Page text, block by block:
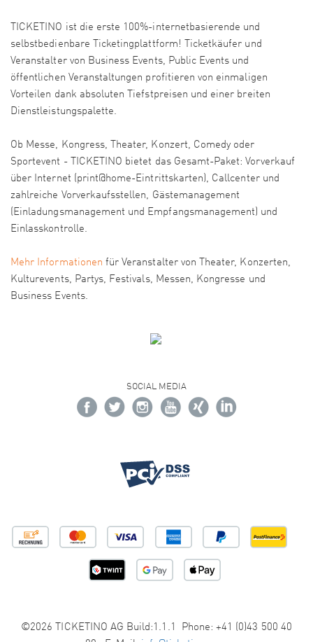
TICKETINO ist die erste 100%-internetbasierende und
selbstbedienbare Ticketingplattform! Ticketkäufer und
Veranstalter von Business Events, Public Events und
öffentlichen Veranstaltungen profitieren von einmaligen
Vorteilen dank absoluten Tiefstpreisen und einer breiten
Dienstleistungspalette.
Ob Messe, Kongress, Theater, Konzert, Comedy oder
Sportevent - TICKETINO bietet das Gesamt-Paket: Vorverkauf
über Internet (print@home-Eintrittskarten), Callcenter und
zahlreiche Vorverkaufsstellen, Gästemanagement
(Einladungsmanagement und Empfangsmanagement) und
Einlasskontrolle.
Mehr Informationen für Veranstalter von Theater, Konzerten,
Kulturevents, Partys, Festivals, Messen, Kongresse und
Business Events.
SOCIAL MEDIA
©2026 TICKETINO AG Build:1.1.1 Phone: +41 (0)43 500 40